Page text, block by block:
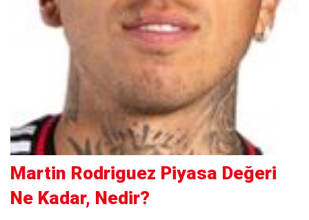
Martin Rodriguez Piyasa Değeri
Ne Kadar, Nedir?